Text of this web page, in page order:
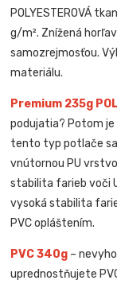
POLYESTEROVÁ
g/m². Znížená
samozrejmosťou.
materiálu.
Premium 235g
podujatia? Potom
tento typ potlače sa
vnútornou PU
stabilita farieb voči
vysoká stabilita
PVC opláštením.
PVC 340g –
uprednostňujete